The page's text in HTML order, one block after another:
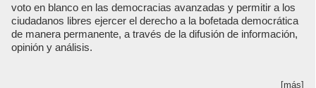
voto en blanco en las democracias avanzadas y permitir a los
ciudadanos libres ejercer el derecho a la bofetada democrática
de manera permanente, a través de la difusión de información,
opinión y análisis.
[más]